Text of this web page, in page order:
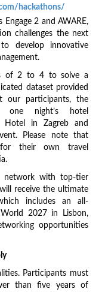
hackathons/
Engage 2 and AWARE,
challenges the next
develop innovative
of 2 to 4 to solve a
dataset provided
our participants, the
one night’s hotel
Hotel in Zagreb and
Please note that
for their own travel
with top-tier
receive the ultimate
includes an all-
2027 in Lisbon,
opportunities
Participants must
than five years of